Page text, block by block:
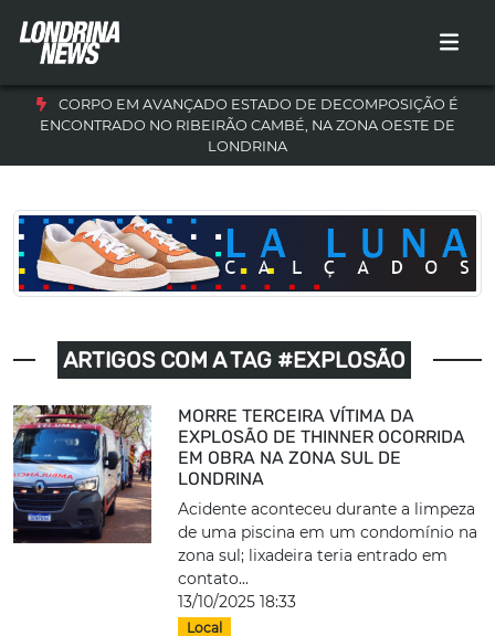
CORPO EM AVANÇADO ESTADO DE DECOMPOSIÇÃO É
ENCONTRADO NO RIBEIRÃO CAMBÉ, NA ZONA OESTE DE
LONDRINA
ARTIGOS COM A TAG #EXPLOSÃO
MORRE TERCEIRA VÍTIMA DA
EXPLOSÃO DE THINNER OCORRIDA
EM OBRA NA ZONA SUL DE
LONDRINA
Acidente aconteceu durante a limpeza
de uma piscina em um condomínio na
zona sul; lixadeira teria entrado em
contato...
13/10/2025 18:33
Local